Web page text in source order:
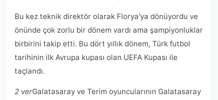
Bu kez teknik direktör olarak Florya'ya dönüyordu ve
önünde çok zorlu bir dönem vardı ama şampiyonluklar
birbirini takip etti. Bu dört yıllık dönem, Türk futbol
tarihinin ilk Avrupa kupası olan UEFA Kupası ile
taçlandı.
2 verGalatasaray ve Terim oyuncularının Galatasaray